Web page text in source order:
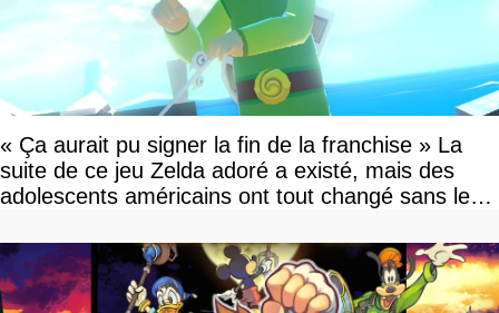
« Ça aurait pu signer la fin de la franchise » La
suite de ce jeu Zelda adoré a existé, mais des
adolescents américains ont tout changé sans le